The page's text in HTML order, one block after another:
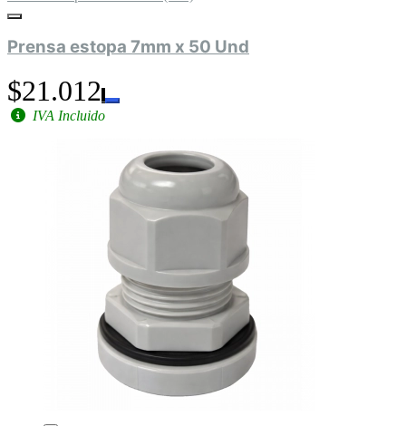
Prensa estopa 7mm x 50 Und
$21.012
IVA Incluido